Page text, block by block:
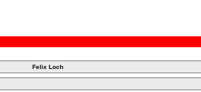
Felix Loch